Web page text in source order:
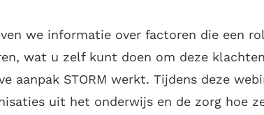
we informatie over factoren die een
wat u zelf kunt doen om deze
aanpak STORM werkt. Tijdens deze
uit het onderwijs en de zorg hoe